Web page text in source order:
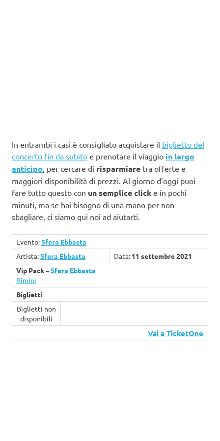
In entrambi i casi è consigliato acquistare il biglietto del
concerto fin da subito e prenotare il viaggio in largo
anticipo, per cercare di risparmiare tra offerte e
maggiori disponibilità di prezzi. Al giorno d’oggi puoi
fare tutto questo con un semplice click e in pochi
minuti, ma se hai bisogno di una mano per non
sbagliare, ci siamo qui noi ad aiutarti.
Evento:Sfera Ebbasta
Artista:Sfera Ebbasta Data: 11 settembre 2021
Vip Pack –Sfera Ebbasta
Rimini
Biglietti
Biglietti non
disponibili
Vai a TicketOne